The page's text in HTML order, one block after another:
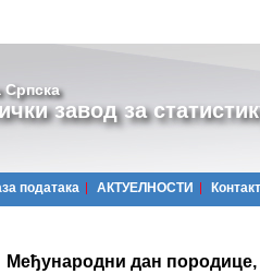
Српска
завод за
података АКТУЕЛНОСТИ Контакт
Међународни дан породице,